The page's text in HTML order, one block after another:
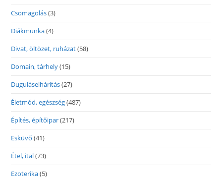
Csomagolás(3)
Diákmunka(4)
Divat, öltözet, ruházat(58)
Domain, tárhely(15)
Duguláselhárítás(27)
Életmód, egészség(487)
Építés, építőipar(217)
Esküvő (41)
Étel, ital(73)
Ezoterika(5)